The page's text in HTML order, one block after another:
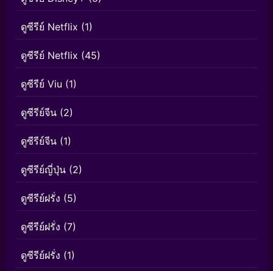
ดูซีรีย์ Netflix (1)
ดูซีรีย์ Netflix (45)
ดูซีรีย์ Viu (1)
ดูซีรีย์จีน (2)
ดูซีรีย์จีน (1)
ดูซีรีย์ญี่ปุ่น (2)
ดูซีรีย์ฝรั่ง (5)
ดูซีรีย์ฝรั่ง (7)
ดูซีรีย์ฝรั่ง (1)